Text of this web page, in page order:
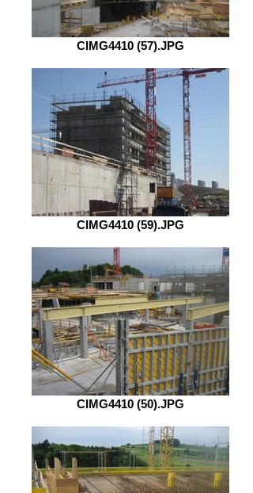
CIMG4410 (57).JPG
CIMG4410 (59).JPG
CIMG4410 (50).JPG